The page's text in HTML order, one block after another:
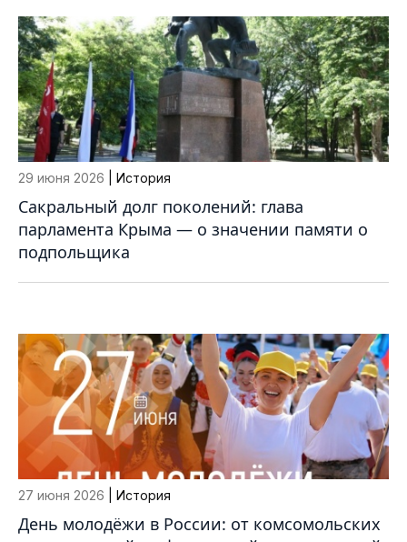
29 июня 2026 | История
Сакральный долг поколений: глава
парламента Крыма — о значении памяти о
подпольщика
27 июня 2026 | История
День молодёжи в России: от комсомольских